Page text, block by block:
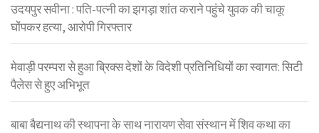
उदयपुर सवीना : पति-पत्नी का झगड़ा शांत कराने पहुंचे युवक की चाकू
घोंपकर हत्या, आरोपी गिरफ्तार
मेवाड़ी परम्परा से हुआ ब्रिक्स देशों के विदेशी प्रतिनिधियों का स्वागत: सिटी
पैलेस से हुए अभिभूत
बाबा बैद्यनाथ की स्थापना के साथ नारायण सेवा संस्थान में शिव कथा का